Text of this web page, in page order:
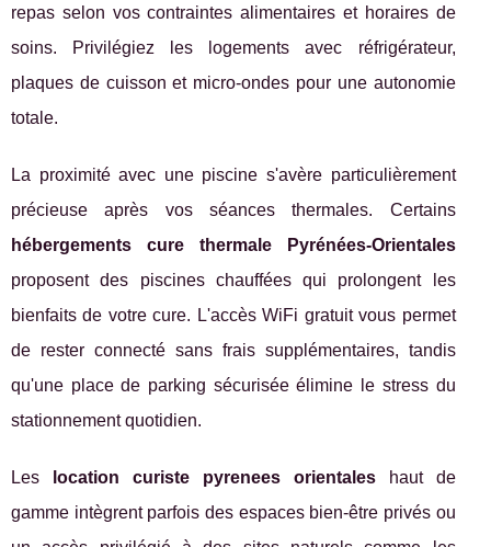
repas selon vos contraintes alimentaires et horaires de
soins. Privilégiez les logements avec réfrigérateur,
plaques de cuisson et micro-ondes pour une autonomie
totale.
La proximité avec une piscine s'avère particulièrement
précieuse après vos séances thermales. Certains
hébergements cure thermale Pyrénées-Orientales
proposent des piscines chauffées qui prolongent les
bienfaits de votre cure. L'accès WiFi gratuit vous permet
de rester connecté sans frais supplémentaires, tandis
qu'une place de parking sécurisée élimine le stress du
stationnement quotidien.
Les location curiste pyrenees orientaleshaut de
gamme intègrent parfois des espaces bien-être privés ou